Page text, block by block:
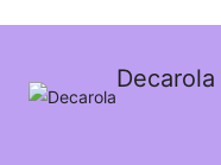
Decarola